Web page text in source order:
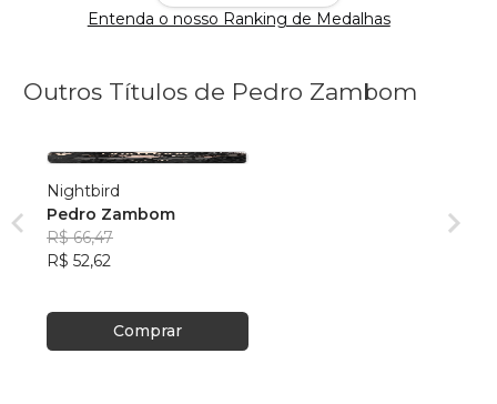
Entenda o nosso Ranking de Medalhas
Outros Títulos de Pedro Zambom
Nightbird
Pedro Zambom
R$ 66,47
R$ 52,62
Comprar